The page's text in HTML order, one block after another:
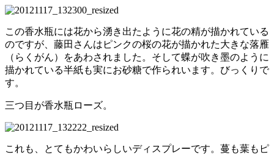
この香水瓶には花から湧き出たように花の精が描かれている
のですが、藤田さんはピンクの桜の花が描かれた大きな落雁
（らくがん）をあわされました。そして蝶が吹き墨のように
描かれている半紙も実にお砂糖で作られいます。びっくりで
す。
三つ目が香水瓶ローズ。
これも、とてもかわいらしいディスプレーです。蔓も葉もピ